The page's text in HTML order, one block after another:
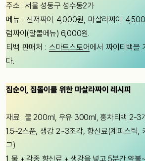
주소 : 서울 성동구 성수동2가
메뉴 : 진저짜이 4,000원, 마살라짜이
럼짜이(알콜메뉴) 6,000원.
티백 판매처 : 스마트스토어에서 짜이티백을
다.
집순이, 집돌이를 위한 마살라짜이 레시피
재료 : 물 200ml, 우유 300ml, 홍차티백 2-3
1.5~2스푼, 생강 2~3조각, 향신료(계피스틱,
그)
1. 물 + 각종 향신료 + 생강을 넣고 5분간 약불